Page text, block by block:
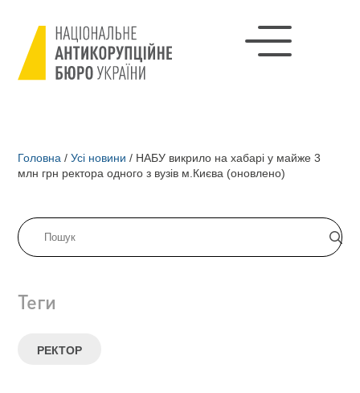
Головна / Усі новини / НАБУ викрило на хабарі у майже 3
млн грн ректора одного з вузів м.Києва (оновлено)
Теги
РЕКТОР